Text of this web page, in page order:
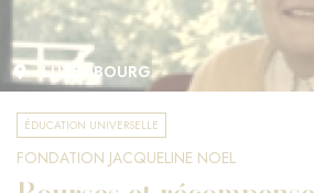
LUXEMBOURG
ÉDUCATION UNIVERSELLE
FONDATION JACQUELINE NOEL